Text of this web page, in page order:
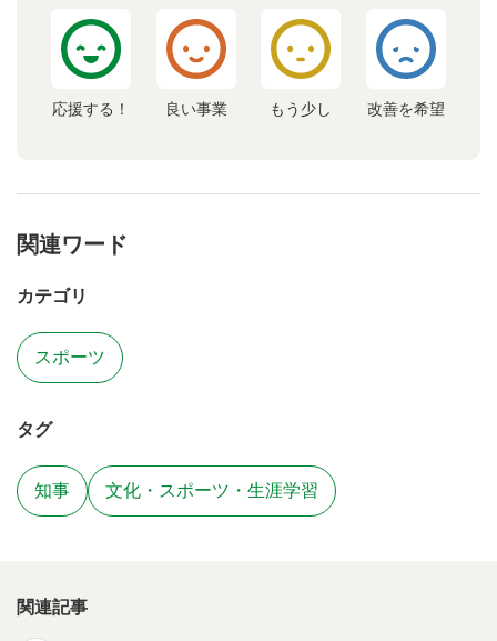
応援する！ 良い事業 もう少し 改善を希望
関連ワード
カテゴリ
スポーツ
タグ
知事 文化・スポーツ・生涯学習
関連記事